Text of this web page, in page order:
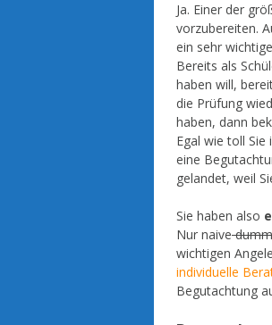
Ja. Einer der
vorzubereiten.
ein sehr
Bereits als
haben will,
die Prüfung
haben, dann
Egal wie toll
eine
gelandet, weil
Sie haben also
Nur naive
wichtigen
individuelle
Begutachtung